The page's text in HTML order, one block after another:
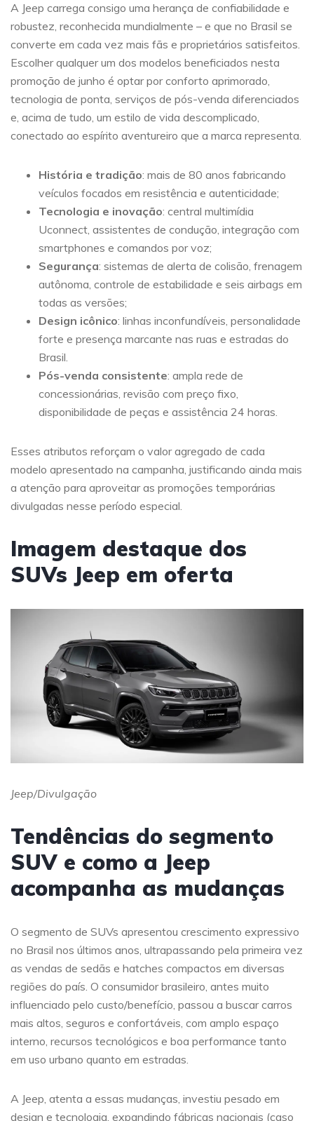
A Jeep carrega consigo uma herança de confiabilidade e
robustez, reconhecida mundialmente – e que no Brasil se
converte em cada vez mais fãs e proprietários satisfeitos.
Escolher qualquer um dos modelos beneficiados nesta
promoção de junho é optar por conforto aprimorado,
tecnologia de ponta, serviços de pós-venda diferenciados
e, acima de tudo, um estilo de vida descomplicado,
conectado ao espírito aventureiro que a marca representa.
História e tradição: mais de 80 anos fabricando
veículos focados em resistência e autenticidade;
Tecnologia e inovação: central multimídia
Uconnect, assistentes de condução, integração com
smartphones e comandos por voz;
Segurança: sistemas de alerta de colisão, frenagem
autônoma, controle de estabilidade e seis airbags em
todas as versões;
Design icônico: linhas inconfundíveis, personalidade
forte e presença marcante nas ruas e estradas do
Brasil.
Pós-venda consistente: ampla rede de
concessionárias, revisão com preço fixo,
disponibilidade de peças e assistência 24 horas.
Esses atributos reforçam o valor agregado de cada
modelo apresentado na campanha, justificando ainda mais
a atenção para aproveitar as promoções temporárias
divulgadas nesse período especial.
Imagem destaque dos
SUVs Jeep em oferta
Jeep/Divulgação
Tendências do segmento
SUV e como a Jeep
acompanha as mudanças
O segmento de SUVs apresentou crescimento expressivo
no Brasil nos últimos anos, ultrapassando pela primeira vez
as vendas de sedãs e hatches compactos em diversas
regiões do país. O consumidor brasileiro, antes muito
influenciado pelo custo/benefício, passou a buscar carros
mais altos, seguros e confortáveis, com amplo espaço
interno, recursos tecnológicos e boa performance tanto
em uso urbano quanto em estradas.
A Jeep, atenta a essas mudanças, investiu pesado em
design e tecnologia, expandindo fábricas nacionais (caso